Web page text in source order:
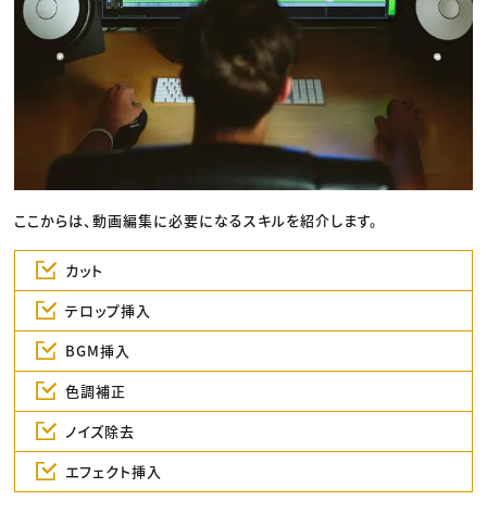
ここからは、動画編集に必要になるスキルを紹介します。
カット
テロップ挿入
BGM挿入
色調補正
ノイズ除去
エフェクト挿入